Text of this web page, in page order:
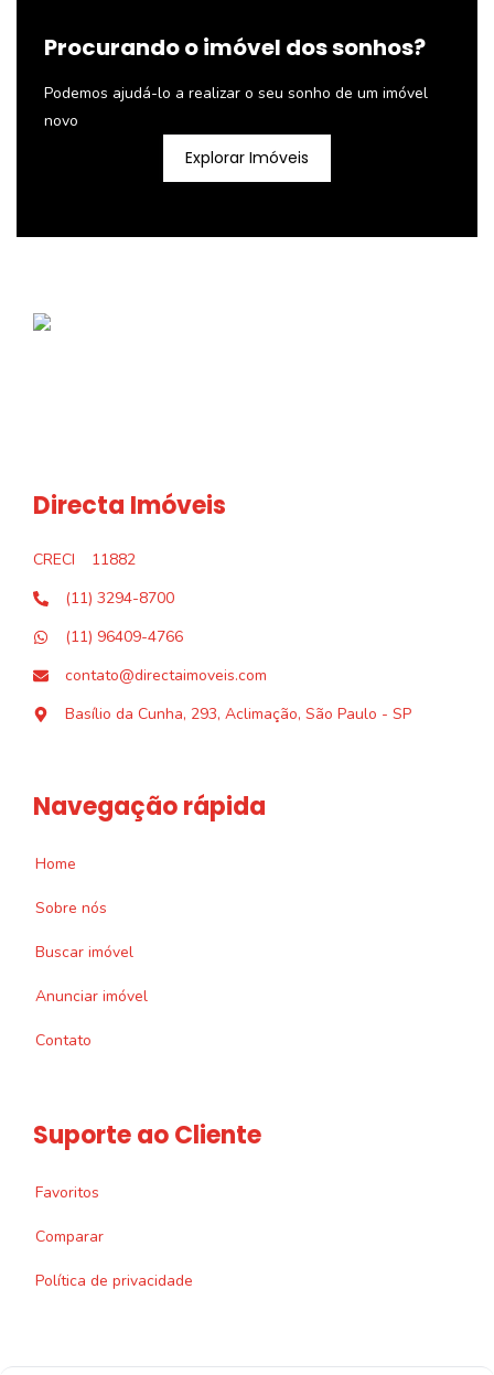
Procurando o imóvel dos sonhos?
Podemos ajudá-lo a realizar o seu sonho de um imóvel
novo
Explorar Imóveis
Directa Imóveis
CRECI
11882
(11) 3294-8700
(11) 96409-4766
contato@directaimoveis.com
Basílio da Cunha, 293, Aclimação, São Paulo - SP
Navegação rápida
Home
Sobre nós
Buscar imóvel
Anunciar imóvel
Contato
Suporte ao Cliente
Favoritos
Comparar
Política de privacidade